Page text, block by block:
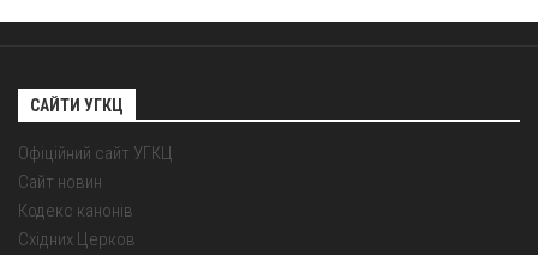
САЙТИ УГКЦ
Офіційний сайт УГКЦ
Сайт новин
Кодекс канонів
Східних Церков